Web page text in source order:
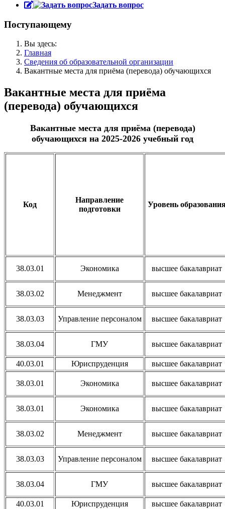
Задать вопрос
Поступающему
Вы здесь:
Главная
Сведения об образовательной организации
Вакантные места для приёма (перевода) обучающихся
Вакантные места для приёма
(перевода) обучающихся
Вакантные места для приёма (перевода)
обучающихся на 2025-2026 учебный год
Код
Направление
подготовки
Уровень
38.03.01 Экономика высшее бакалавриат
38.03.02 Менеджмент высшее бакалавриат
38.03.03 Управление персоналом высшее бакалавриат
38.03.04 ГМУ высшее бакалавриат
40.03.01 Юриспруденция высшее бакалавриат
38.03.01 Экономика высшее бакалавриат
38.03.01 Экономика высшее бакалавриат
38.03.02 Менеджмент высшее бакалавриат
38.03.03 Управление персоналом высшее бакалавриат
38.03.04 ГМУ высшее бакалавриат
40.03.01 Юриспруденция
высшее бакалавриат